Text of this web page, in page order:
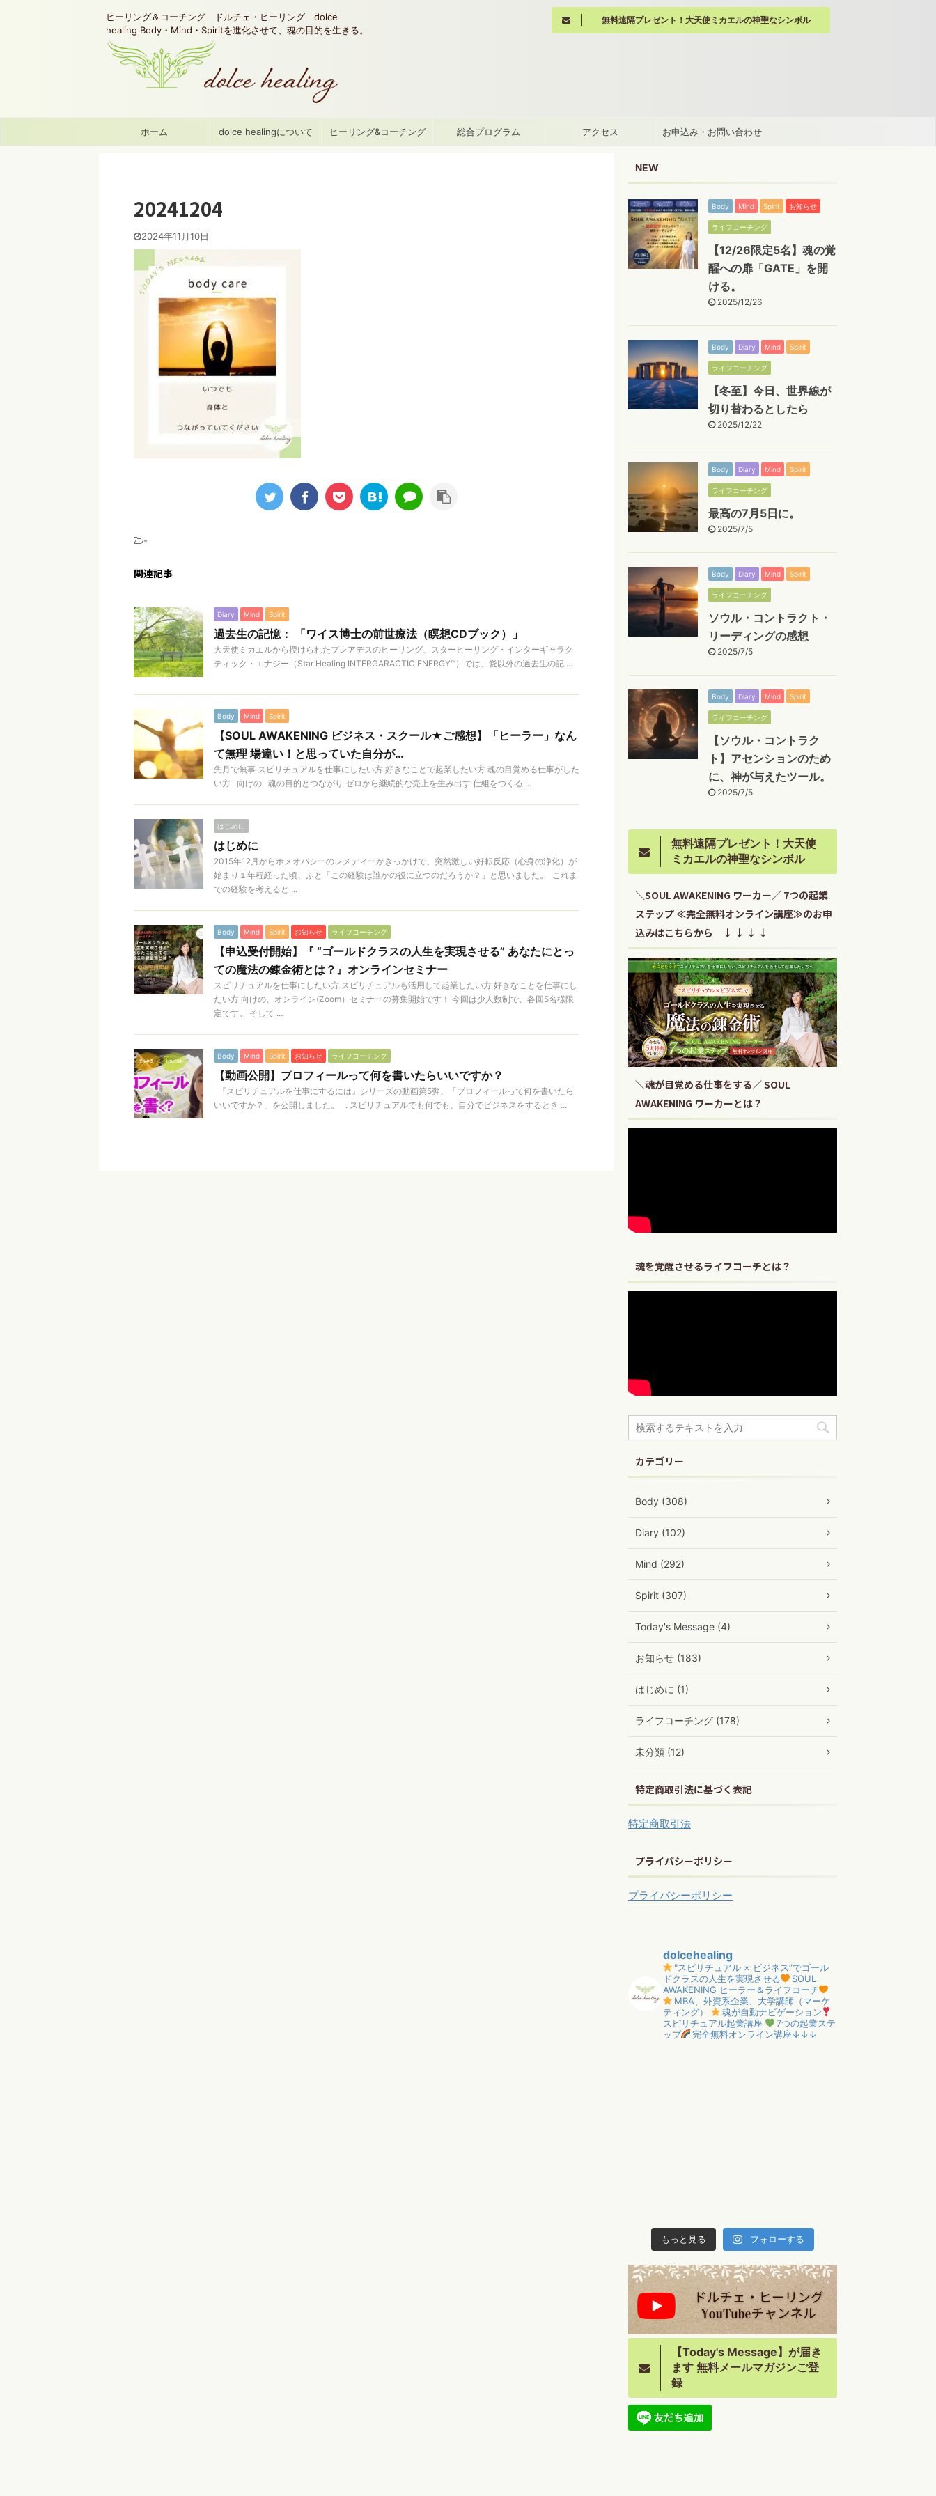
ヒーリング＆コーチング ドルチェ・ヒーリング dolce
healing Body・Mind・Spiritを進化させて、魂の目的を生きる。
無料遠隔プレゼント！大天使ミカエルの神聖なシンボル
ホーム dolce healingについて ヒーリング&コーチング 総合プログラム アクセス お申込み・お問い合わせ
20241204
2024年11月10日
-
関連記事
Diary Mind Spirit
過去生の記憶： 「ワイス博士の前世療法（瞑想CDブック）」
大天使ミカエルから授けられたプレアデスのヒーリング、スターヒーリング・インターギャラク
ティック・エナジー（Star Healing INTERGARACTIC ENERGY™）では、愛以外の過去生の記 ...
Body Mind Spirit
【SOUL AWAKENING ビジネス・スクール★ご感想】「ヒーラー」なん
て無理 場違い！と思っていた自分が…
先月で無事 スピリチュアルを仕事にしたい方 好きなことで起業したい方 魂の目覚める仕事がした
い方 向けの 魂の目的とつながり ゼロから継続的な売上を生み出す 仕組をつくる ...
はじめに
はじめに
2015年12月からホメオパシーのレメディーがきっかけで、突然激しい好転反応（心身の浄化）が
始まり１年程経った頃、ふと「この経験は誰かの役に立つのだろうか？」と思いました。 これま
での経験を考えると ...
Body Mind Spirit お知らせ ライフコーチング
【申込受付開始】『 “ゴールドクラスの人生を実現させる” あなたにとっ
ての魔法の錬金術とは？』オンラインセミナー
スピリチュアルを仕事にしたい方 スピリチュアルも活用して起業したい方 好きなことを仕事にし
たい方 向けの、オンライン(Zoom）セミナーの募集開始です！ 今回は少人数制で、各回5名様限
定です。 そして ...
Body Mind Spirit お知らせ ライフコーチング
【動画公開】プロフィールって何を書いたらいいですか？
『スピリチュアルを仕事にするには』シリーズの動画第5弾、「プロフィールって何を書いたら
いいですか？」を公開しました。 . スピリチュアルでも何でも、自分でビジネスをするとき ...
NEW
Body Mind Spirit お知らせ
ライフコーチング
【12/26限定5名】魂の覚
醒への扉「GATE」を開
ける。
2025/12/26
Body Diary Mind Spirit
ライフコーチング
【冬至】今日、世界線が
切り替わるとしたら
2025/12/22
Body Diary Mind Spirit
ライフコーチング
最高の7月5日に。
2025/7/5
Body Diary Mind Spirit
ライフコーチング
ソウル・コントラクト・
リーディングの感想
2025/7/5
Body Diary Mind Spirit
ライフコーチング
【ソウル・コントラク
ト】アセンションのため
に、神が与えたツール。
2025/7/5
無料遠隔プレゼント！大天使
ミカエルの神聖なシンボル
＼SOUL AWAKENING ワーカー／ 7つの起業
ステップ ≪完全無料オンライン講座≫のお申
込みはこちらから ↓ ↓ ↓ ↓
＼魂が目覚める仕事をする／ SOUL
AWAKENING ワーカーとは？
魂を覚醒させるライフコーチとは？
カテゴリー
Body (308)
Diary (102)
Mind (292)
Spirit (307)
Today's Message (4)
お知らせ (183)
はじめに (1)
ライフコーチング (178)
未分類 (12)
特定商取引法に基づく表記
特定商取引法
プライバシーポリシー
プライバシーポリシー
dolcehealing
"スピリチュアル × ビジネス”でゴール
ドクラスの人生を実現させる
SOUL
AWAKENING ヒーラー＆ライフコーチ
MBA、外資系企業、大学講師（マーケ
ティング）
魂が自動ナビゲーション
スピリチュアル起業講座
7つの起業ステ
ップ
完全無料オンライン講座↓↓↓
もっと見る フォローする
【Today's Message】が届き
ます 無料メールマガジンご登
録